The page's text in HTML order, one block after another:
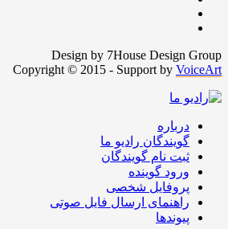
Design by 7House Design Group
Copyright © 2015 - Support by VoiceArt
درباره
گویندگان رادیو ما
ثبت نام گویندگان
ورود گوینده
پروفایل شخصی
راهنمای ارسال فایل صوتی
پیوندها